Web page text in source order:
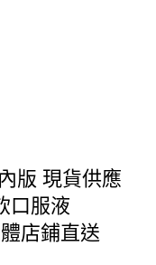
版 現貨供應
口服液
店鋪直送